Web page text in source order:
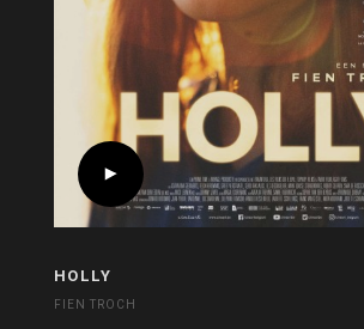
HOLLY
FIEN TROCH